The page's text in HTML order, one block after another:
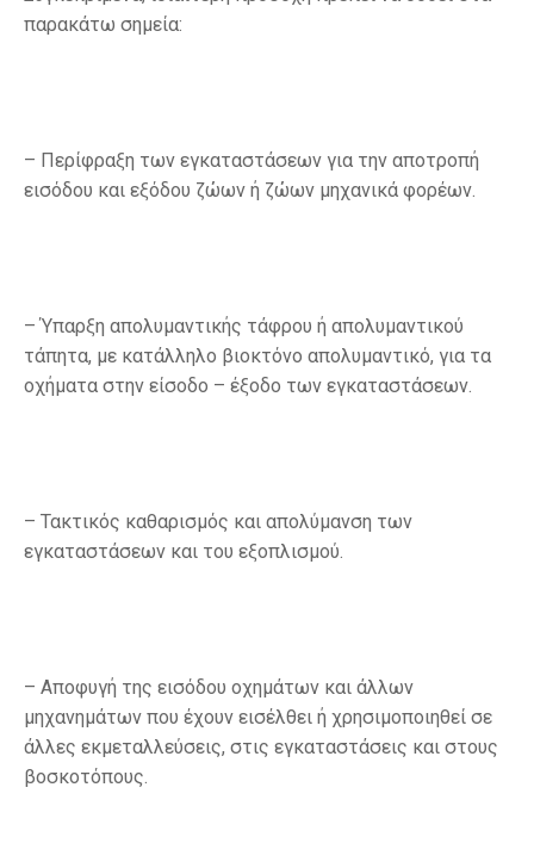
παρακάτω σημεία:
– Περίφραξη των εγκαταστάσεων για την αποτροπή
εισόδου και εξόδου ζώων ή ζώων μηχανικά φορέων.
– Ύπαρξη απολυμαντικής τάφρου ή απολυμαντικού
τάπητα, με κατάλληλο βιοκτόνο απολυμαντικό, για τα
οχήματα στην είσοδο – έξοδο των εγκαταστάσεων.
– Τακτικός καθαρισμός και απολύμανση των
εγκαταστάσεων και του εξοπλισμού.
– Αποφυγή της εισόδου οχημάτων και άλλων
μηχανημάτων που έχουν εισέλθει ή χρησιμοποιηθεί σε
άλλες εκμεταλλεύσεις, στις εγκαταστάσεις και στους
βοσκοτόπους.